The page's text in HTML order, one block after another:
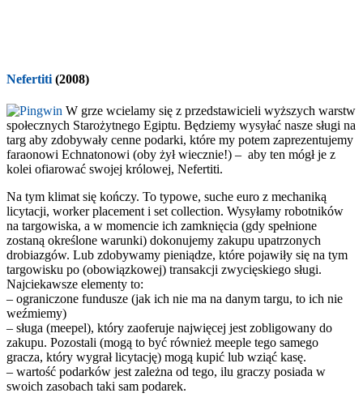
Nefertiti (2008)
W grze wcielamy się z przedstawicieli wyższych warstw
społecznych Starożytnego Egiptu. Będziemy wysyłać nasze sługi na
targ aby zdobywały cenne podarki, które my potem zaprezentujemy
faraonowi Echnatonowi (oby żył wiecznie!) – aby ten mógł je z
kolei ofiarować swojej królowej, Nefertiti.
Na tym klimat się kończy. To typowe, suche euro z mechaniką
licytacji, worker placement i set collection. Wysyłamy robotników
na targowiska, a w momencie ich zamknięcia (gdy spełnione
zostaną określone warunki) dokonujemy zakupu upatrzonych
drobiazgów. Lub zdobywamy pieniądze, które pojawiły się na tym
targowisku po (obowiązkowej) transakcji zwycięskiego sługi.
Najciekawsze elementy to:
– ograniczone fundusze (jak ich nie ma na danym targu, to ich nie
weźmiemy)
– sługa (meepel), który zaoferuje najwięcej jest zobligowany do
zakupu. Pozostali (mogą to być również meeple tego samego
gracza, który wygrał licytację) mogą kupić lub wziąć kasę.
– wartość podarków jest zależna od tego, ilu graczy posiada w
swoich zasobach taki sam podarek.